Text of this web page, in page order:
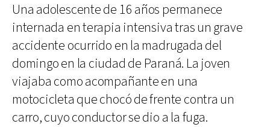
Una adolescente de 16 años permanece
internada en terapia intensiva tras un grave
accidente ocurrido en la madrugada del
domingo en la ciudad de Paraná. La joven
viajaba como acompañante en una
motocicleta que chocó de frente contra un
carro, cuyo conductor se dio a la fuga.